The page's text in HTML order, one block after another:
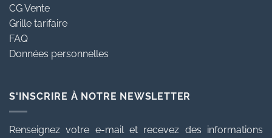
CG Vente
Grille tarifaire
FAQ
Données personnelles
S'INSCRIRE À NOTRE NEWSLETTER
Renseignez votre e-mail et recevez des informations